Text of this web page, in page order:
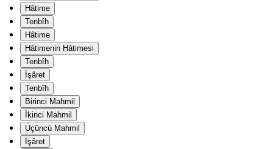
Hâtime
Tenbîh
Hâtime
Hâtimenin Hâtimesi
Tenbîh
İşâret
Tenbîh
Birinci Mahmil
İkinci Mahmil
Üçüncü Mahmil
İşâret